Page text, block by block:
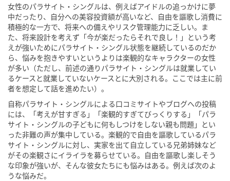
女性のパラサイト・シングルは、例えばアイドルの追っかけに夢
中だったり、自分への美容投資額が高いなど、自由を謳歌し消費に
積極的な一方で、将来への備えやリスク管理能力に乏しい。ま
た、将来設計を考えず「今が楽だったらそれで良し！」という考
えが強いためにパラサイト・シングル状態を継続しているのだか
ら、悩みを抱きやすいというよりは楽観的なキャラクターの女性
が多い（ただし、前述の通りパラサイト・シングルは就業してい
るケースと就業していないケースとに大別される。ここでは主に前
者を想定して話を進めたい）。
自称パラサイト・シングルによる口コミサイトやブログへの投稿
には、「考えが甘すぎる」「楽観的すぎてびっくりする」「パラ
サイト・シングルの子どもに何もしつけをしない親も問題」とい
った非難の声が集中している。楽観的で自由を謳歌しているパラ
サイト・シングルに対し、実家を出て自立している兄弟姉妹など
がその楽観さにイライラを募らせている。自由を謳歌し楽しそう
な印象が強いが、そんな彼女たちにも悩みはある。例えば次のよ
うな悩みだ。